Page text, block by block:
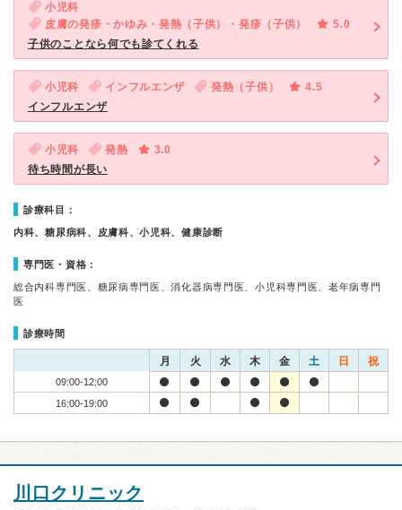
小児科
皮膚の発疹・かゆみ・発熱（子供）・発疹（子供）
5.0
子供のことなら何でも診てくれる
小児科 インフルエンザ 発熱（子供）
4.5
インフルエンザ
小児科 発熱
3.0
待ち時間が長い
診療科目：
内科、糖尿病科、皮膚科、小児科、健康診断
専門医・資格：
総合内科専門医、糖尿病専門医、消化器病専門医、小児科専門医、老年病専門
医
診療時間
月 火 水 木 金 土 日 祝
09:00-12:00
16:00-19:00
川口クリニック